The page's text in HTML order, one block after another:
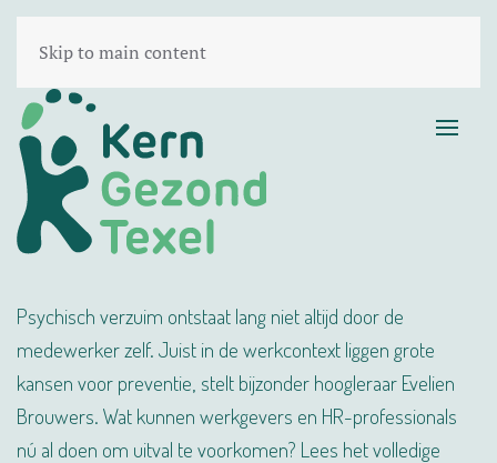
Skip to main content
Psychisch verzuim ontstaat lang niet altijd door de
medewerker zelf. Juist in de werkcontext liggen grote
kansen voor preventie, stelt bijzonder hoogleraar Evelien
Brouwers. Wat kunnen werkgevers en HR-professionals
nú al doen om uitval te voorkomen? Lees het volledige